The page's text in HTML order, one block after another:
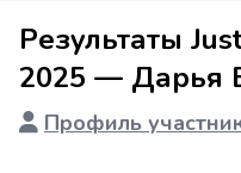
Результаты
2025 — Дарья
Профиль